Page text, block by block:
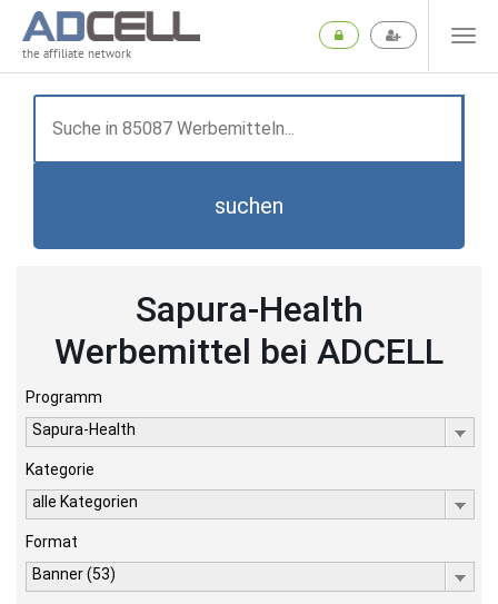
the affiliate network
suchen
Sapura-Health
Werbemittel bei ADCELL
Programm
Sapura-Health
Kategorie
alle Kategorien
Format
Banner (53)